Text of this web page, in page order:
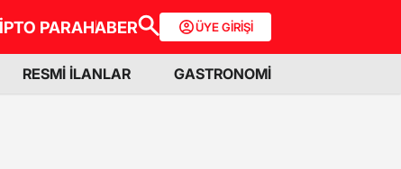
PARAHABER ÜYE GİRİŞİ
RESMİ İLANLAR GASTRONOMİ